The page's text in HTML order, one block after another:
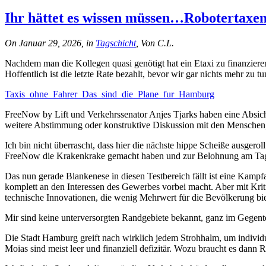
Ihr hättet es wissen
On Januar 29, 2026, in Tagschicht, Von C.L.
Nachdem man die Kollegen quasi genötigt hat ein Etaxi zu
Hoffentlich ist die letzte Rate bezahlt, bevor wir gar nichts mehr zu
Taxis_ohne_Fahrer_Das_sind_die_Plane_fur_Hamburg
FreeNow by Lift und Verkehrssenator Anjes Tjarks haben eine
weitere Abstimmung oder konstruktive Diskussion mit den
Ich bin nicht überrascht, dass hier die nächste hippe Scheiße
FreeNow die Krakenkrake gemacht haben und zur Belohnung am
Das nun gerade Blankenese in diesen Testbereich fällt ist eine
komplett an den Interessen des Gewerbes vorbei macht. Aber mit
technische Innovationen, die wenig Mehrwert für die Bevölkerung
Mir sind keine unterversorgten Randgebiete bekannt, ganz im
Die Stadt Hamburg greift nach wirklich jedem Strohhalm, um
Moias sind meist leer und finanziell defizitär. Wozu braucht es dann